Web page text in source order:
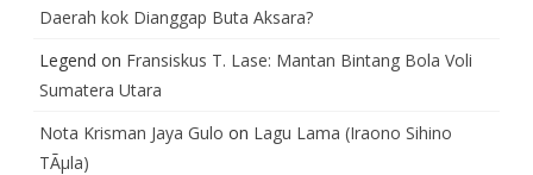
Daerah kok Dianggap Buta Aksara?
Legend on Fransiskus T. Lase: Mantan Bintang Bola Voli
Sumatera Utara
Nota Krisman Jaya Gulo on Lagu Lama (Iraono Sihino
TÃµla)